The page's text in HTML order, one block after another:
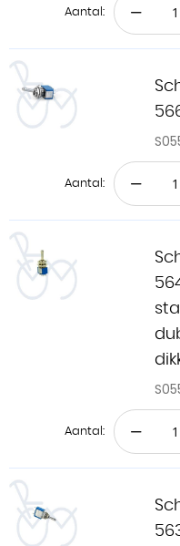
Aantal: −
Aantal: −
Aantal: −